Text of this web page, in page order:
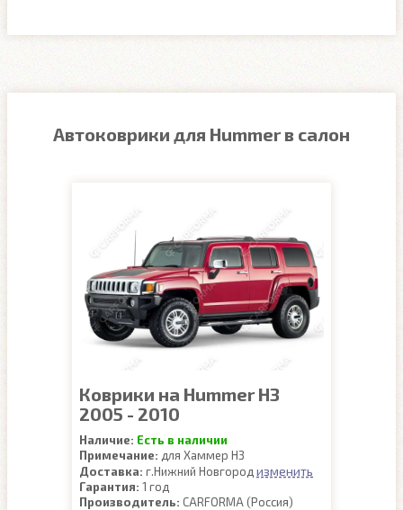
Автоковрики для Hummer в салон
Коврики на Hummer H3
2005 - 2010
Наличие: Есть в наличии
Примечание: для Хаммер Н3
Доставка: г.Нижний Новгород изменить
Гарантия: 1 год
Производитель: CARFORMA (Россия)